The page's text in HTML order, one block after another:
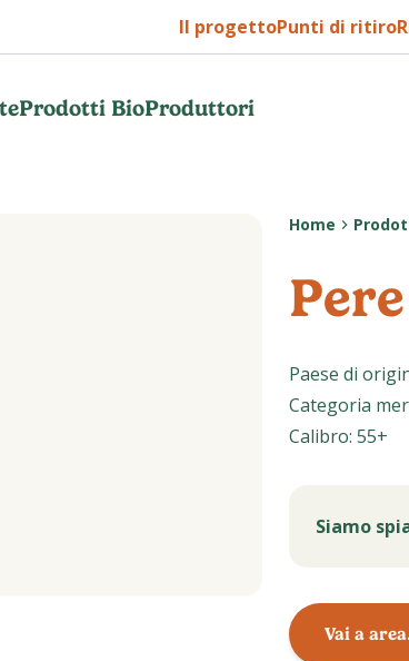
Prodotti BioProduttori
Il progettoPunti di ritiro
Home
Paese di
Categoria
Calibro: 55+
Siamo
Vai a